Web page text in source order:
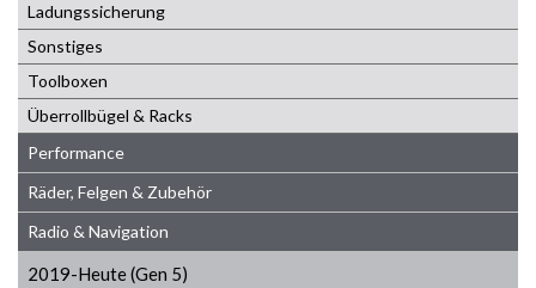
Ladungssicherung
Sonstiges
Toolboxen
Überrollbügel & Racks
Performance
Räder, Felgen & Zubehör
Radio & Navigation
2019-Heute (Gen 5)